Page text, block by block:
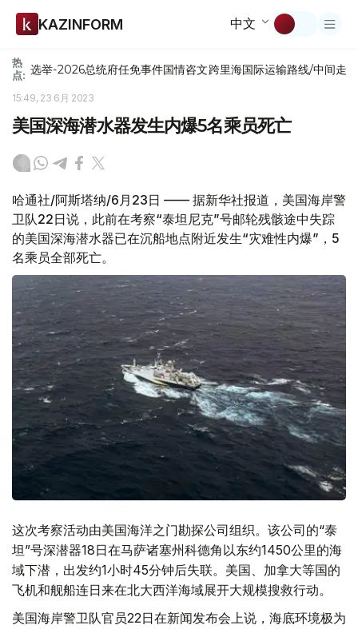
KAZINFORM 中文
热
点: 选举-2026总统府任免事件国情咨文跨里海国际运输路线/中间走廊
15:49, 23 6月 2023
美国深海潜水器发生内爆5名乘员死亡
哈通社/阿斯塔纳/6月23日 —— 据新华社报道，美国海岸警
卫队22日说，此前在考察“泰坦尼克”号邮轮残骸途中失踪
的美国深海潜水器已在沉船地点附近发生“灾难性内爆”，5
名乘员全部死亡。
这次考察活动由美国海洋之门勘探公司组织。该公司的“泰
坦”号深潜器18日在马萨诸塞州科德角以东约1450公里的海
域下潜，出发约1小时45分钟后失联。美国、加拿大等国的
飞机和舰船连日来在北大西洋海域展开大规模搜救行动。
美国海岸警卫队官员22日在新闻发布会上说，海底环境极为